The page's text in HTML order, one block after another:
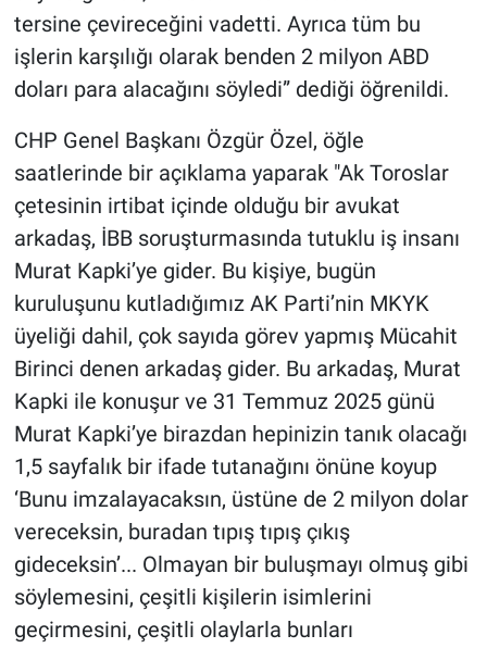
tersine çevireceğini vadetti. Ayrıca tüm bu
işlerin karşılığı olarak benden 2 milyon ABD
doları para alacağını söyledi” dediği öğrenildi.
CHP Genel Başkanı Özgür Özel, öğle
saatlerinde bir açıklama yaparak "Ak Toroslar
çetesinin irtibat içinde olduğu bir avukat
arkadaş, İBB soruşturmasında tutuklu iş insanı
Murat Kapki’ye gider. Bu kişiye, bugün
kuruluşunu kutladığımız AK Parti’nin MKYK
üyeliği dahil, çok sayıda görev yapmış Mücahit
Birinci denen arkadaş gider. Bu arkadaş, Murat
Kapki ile konuşur ve 31 Temmuz 2025 günü
Murat Kapki’ye birazdan hepinizin tanık olacağı
1,5 sayfalık bir ifade tutanağını önüne koyup
‘Bunu imzalayacaksın, üstüne de 2 milyon dolar
vereceksin, buradan tıpış tıpış çıkış
gideceksin’... Olmayan bir buluşmayı olmuş gibi
söylemesini, çeşitli kişilerin isimlerini
geçirmesini, çeşitli olaylarla bunları
Spor
Teknoloji
Türkiye'nin Geleceği
Türkiye'nin Gündemi
Yerel Gündem
Yerel Yaşam
Canlı Yayın